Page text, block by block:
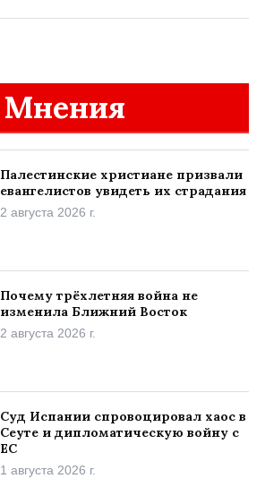
Мнения
Палестинские христиане призвали
евангелистов увидеть их страдания
2 августа 2026 г.
Почему трёхлетняя война не
изменила Ближний Восток
2 августа 2026 г.
Суд Испании спровоцировал хаос в
Сеуте и дипломатическую войну с
ЕС
1 августа 2026 г.